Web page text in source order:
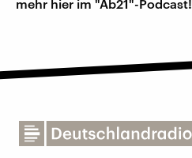
mehr hier im "Ab21"-Podcast!